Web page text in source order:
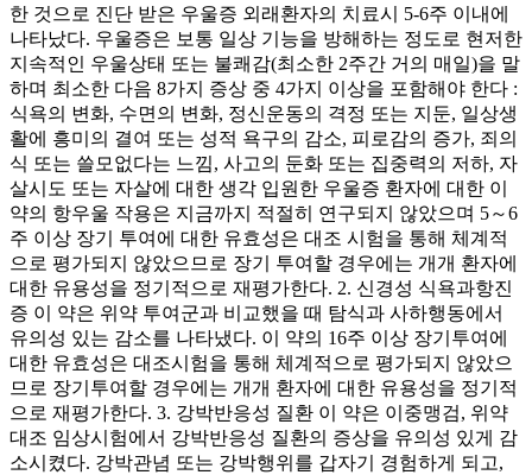
한 것으로 진단 받은 우울증 외래환자의 치료시 5-6주 이내에
나타났다. 우울증은 보통 일상 기능을 방해하는 정도로 현저한
지속적인 우울상태 또는 불쾌감(최소한 2주간 거의 매일)을 말
하며 최소한 다음 8가지 증상 중 4가지 이상을 포함해야 한다 :
식욕의 변화, 수면의 변화, 정신운동의 격정 또는 지둔, 일상생
활에 흥미의 결여 또는 성적 욕구의 감소, 피로감의 증가, 죄의
식 또는 쓸모없다는 느낌, 사고의 둔화 또는 집중력의 저하, 자
살시도 또는 자살에 대한 생각 입원한 우울증 환자에 대한 이
약의 항우울 작용은 지금까지 적절히 연구되지 않았으며 5～6
주 이상 장기 투여에 대한 유효성은 대조 시험을 통해 체계적
으로 평가되지 않았으므로 장기 투여할 경우에는 개개 환자에
대한 유용성을 정기적으로 재평가한다. 2. 신경성 식욕과항진
증 이 약은 위약 투여군과 비교했을 때 탐식과 사하행동에서
유의성 있는 감소를 나타냈다. 이 약의 16주 이상 장기투여에
대한 유효성은 대조시험을 통해 체계적으로 평가되지 않았으
므로 장기투여할 경우에는 개개 환자에 대한 유용성을 정기적
으로 재평가한다. 3. 강박반응성 질환 이 약은 이중맹검, 위약
대조 임상시험에서 강박반응성 질환의 증상을 유의성 있게 감
소시켰다. 강박관념 또는 강박행위를 갑자기 경험하게 되고,